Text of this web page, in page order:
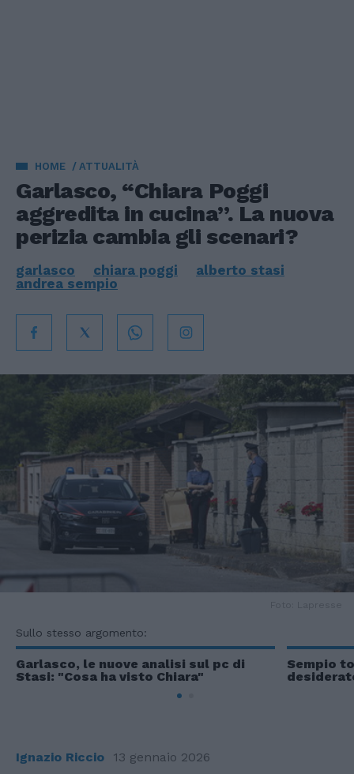
HOME ATTUALITÀ
Garlasco, “Chiara Poggi
aggredita in cucina”. La nuova
perizia cambia gli scenari?
garlasco chiara poggi
alberto stasi
andrea sempio
Sullo stesso argomento:
Garlasco, le nuove analisi sul pc di
Stasi: "Cosa ha visto Chiara"
Sempio
Ignazio Riccio 13 gennaio 2026